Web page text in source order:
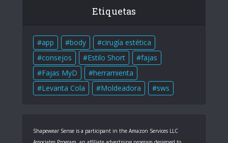
Etiquetas
app body
cirugía estética
consejos
Estilo Short
fajas
Fajas MyD
herramienta
Levanta Cola
Moldeadora sws
Shapewear Sense is a participant in the Amazon Services LLC